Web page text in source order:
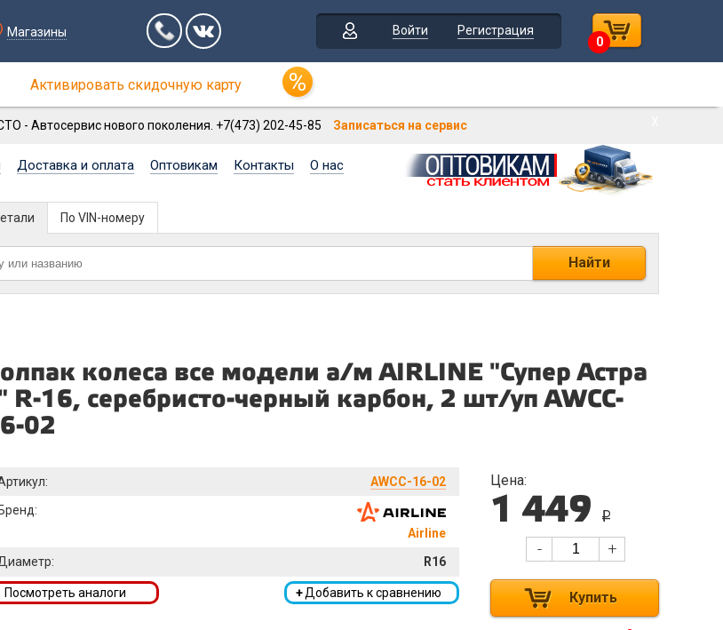
Магазины Войти
Регистрация
0
Активировать скидочную карту
- Автосервис нового поколения. +7(473) 202-45-85 Записаться на сервис
Доставка и оплата Оптовикам Контакты О нас
Найти
По VIN-номеру
колеса все модели а/м AIRLINE "Супер Астра
R-16, серебристо-черный карбон, 2 шт/уп AWCC-
02
AWCC-16-02
Airline
R16
+Добавить к сравнению
Посмотреть аналоги
Цена:
1 449 i
- +
Купить